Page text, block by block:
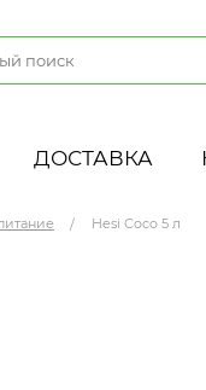
ДОСТАВКА
Hesi Coco 5 л